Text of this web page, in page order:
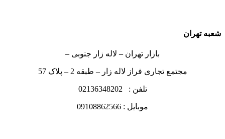
شعبه تهران
بازار تهران – لاله زار جنوبی –
مجتمع تجاری فراز لاله زار – طبقه 2 – پلاک 57
تلفن : 02136348202
موبایل : 09108862566